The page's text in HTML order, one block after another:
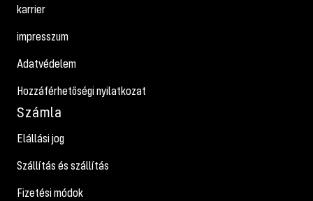
karrier
impresszum
Adatvédelem
Hozzáférhetőségi nyilatkozat
Számla
Elállási jog
Szállítás és szállítás
Fizetési módok